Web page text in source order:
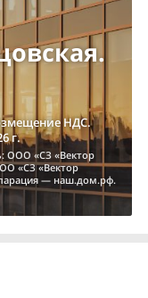
НДС.
г.
ООО «СЗ «Вектор
«СЗ «Вектор
— наш.дом.рф.